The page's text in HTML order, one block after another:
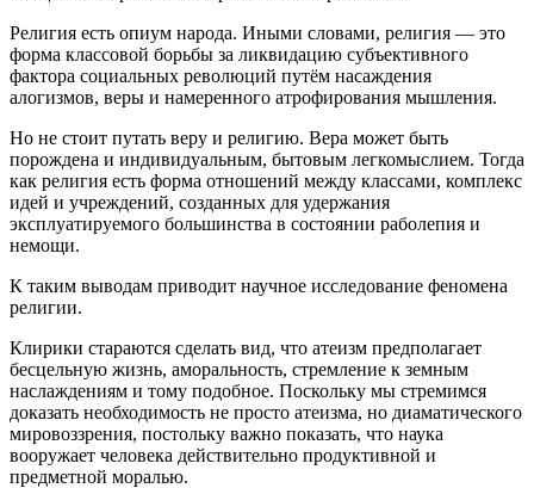
Религия есть опиум народа. Иными словами, религия — это
форма классовой борьбы за ликвидацию субъективного
фактора социальных революций путём насаждения
алогизмов, веры и намеренного атрофирования мышления.
Но не стоит путать веру и религию. Вера может быть
порождена и индивидуальным, бытовым легкомыслием. Тогда
как религия есть форма отношений между классами, комплекс
идей и учреждений, созданных для удержания
эксплуатируемого большинства в состоянии раболепия и
немощи.
К таким выводам приводит научное исследование феномена
религии.
Клирики стараются сделать вид, что атеизм предполагает
бесцельную жизнь, аморальность, стремление к земным
наслаждениям и тому подобное. Поскольку мы стремимся
доказать необходимость не просто атеизма, но диаматического
мировоззрения, постольку важно показать, что наука
вооружает человека действительно продуктивной и
предметной моралью.